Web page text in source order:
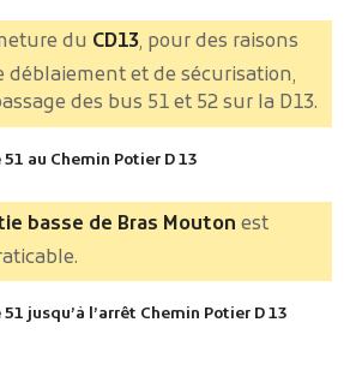
du CD13, pour des raisons
déblaiement et de sécurisation,
des bus 51 et 52 sur la D13.
au Chemin Potier D 13
basse de Bras Mouton est
jusqu’à l’arrêt Chemin Potier D 13